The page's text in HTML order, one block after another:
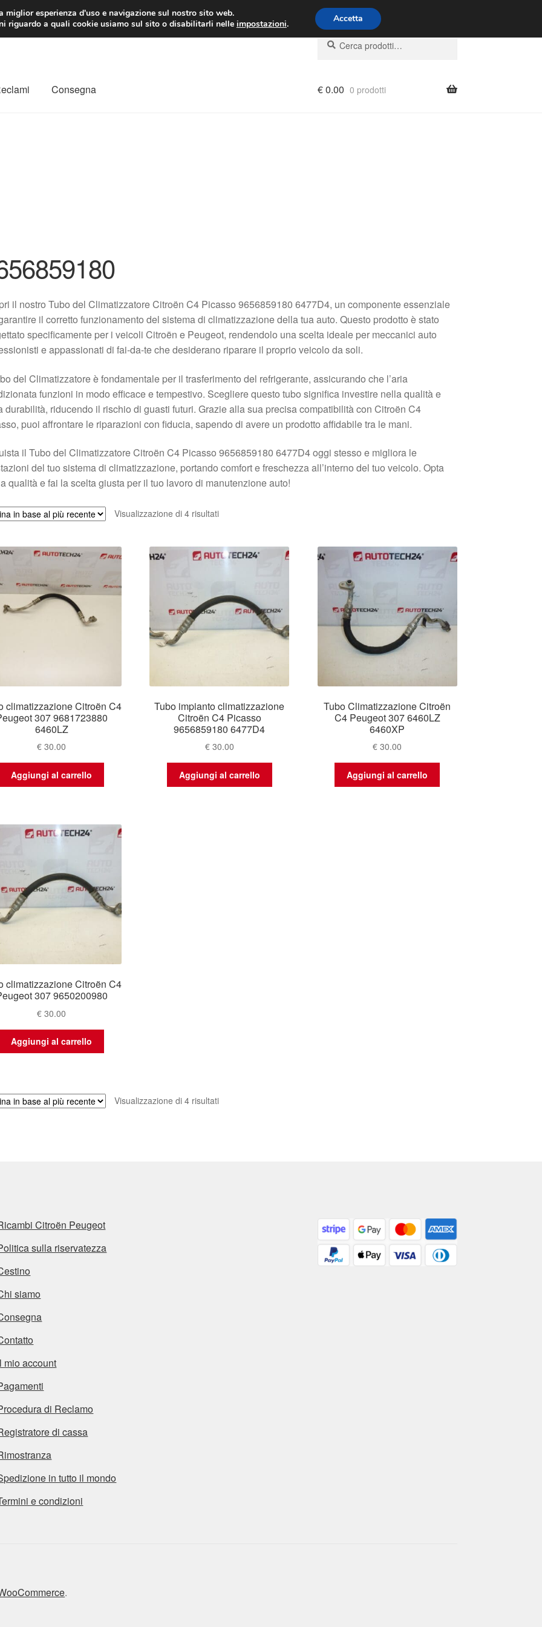
EUR Lun-Ven 9:00 - 16:00 800 580 290
Cerca:
Cerca
Consegna €0.00 0 prodotti
il nostro Tubo del Climatizzatore Citroën C4 Picasso 9656859180 6477D4, un componente essenziale
il corretto funzionamento del sistema di climatizzazione della tua auto. Questo prodotto è stato
specificamente per i veicoli Citroën e Peugeot, rendendolo una scelta ideale per meccanici auto
e appassionati di fai-da-te che desiderano riparare il proprio veicolo da soli.
del Climatizzatore è fondamentale per il trasferimento del refrigerante, assicurando che l’aria
funzioni in modo efficace e tempestivo. Scegliere questo tubo significa investire nella qualità e
durabilità, riducendo il rischio di guasti futuri. Grazie alla sua precisa compatibilità con Citroën C4
puoi affrontare le riparazioni con fiducia, sapendo di avere un prodotto affidabile tra le mani.
il Tubo del Climatizzatore Citroën C4 Picasso 9656859180 6477D4 oggi stesso e migliora le
del tuo sistema di climatizzazione, portando comfort e freschezza all’interno del tuo veicolo. Opta
qualità e fai la scelta giusta per il tuo lavoro di manutenzione auto!
Visualizzazione di 4 risultatiOrdina
al
climatizzazione Citroën C4
307 9681723880
6460LZ
€ 30.00
Aggiungi al carrello
Tubo impianto climatizzazione
Citroën C4 Picasso
9656859180 6477D4
€30.00
Aggiungi al carrello
Tubo Climatizzazione Citroën
C4 Peugeot 307 6460LZ
6460XP
€ 30.00
Aggiungi al carrello
climatizzazione Citroën C4
307 9650200980
€ 30.00
Aggiungi al carrello
Visualizzazione di 4 risultatiOrdina
Citroën Peugeot
sulla riservatezza
siamo
mio account
di Reclamo
di cassa
in tutto il mondo
e condizioni
.
esperienza d'uso e navigazione sul nostro sito web.
riguardo a quali cookie usiamo sul sito o disabilitarli nelle impostazioni. Accetta